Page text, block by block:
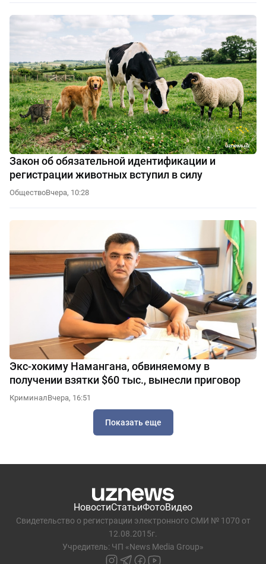
Закон об обязательной идентификации и
регистрации животных вступил в силу
ОбществоВчера, 10:28
Экс-хокиму Намангана, обвиняемому в
получении взятки $60 тыс., вынесли приговор
КриминалВчера, 16:51
Показать еще
НовостиСтатьиФотоВидео
Свидетельство о регистрации электронного СМИ № 1070 от
12.08.2015г.
Учредитель: ЧП «News Media Group»